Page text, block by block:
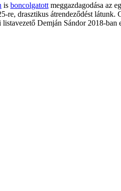
is boncolgatott meggazdagodása az
drasztikus átrendeződést
Demján Sándor 2018-ban